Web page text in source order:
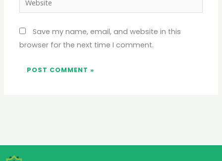
Save my name, email, and website in this
browser for the next time I comment.